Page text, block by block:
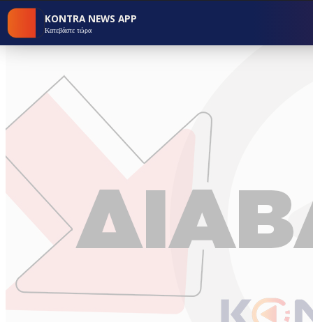
KONTRA NEWS APP
Κατεβάστε τώρα